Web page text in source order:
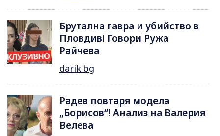
Брутална гавра и убийство в
Пловдив! Говори Ружа
Райчева
darik.bg
Радев повтаря модела
„Борисов“! Анализ на Валерия
Велева